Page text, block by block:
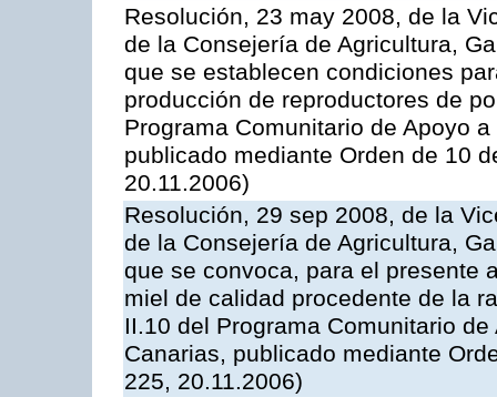
Resolución, 23 may 2008, de la
de la Consejería de Agricultura,
que se establecen condiciones
producción de reproductores de
Programa Comunitario de Apoyo
publicado mediante Orden de 10
20.11.2006)
Resolución, 29 sep 2008, de la
de la Consejería de Agricultura,
que se convoca, para el presente
miel de calidad procedente de la
II.10 del Programa Comunitario
Canarias, publicado mediante
225, 20.11.2006)